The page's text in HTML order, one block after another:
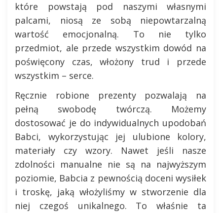
które powstają pod naszymi własnymi
palcami, niosą ze sobą niepowtarzalną
wartość emocjonalną. To nie tylko
przedmiot, ale przede wszystkim dowód na
poświęcony czas, włożony trud i przede
wszystkim – serce.
Ręcznie robione prezenty pozwalają na
pełną swobodę twórczą. Możemy
dostosować je do indywidualnych upodobań
Babci, wykorzystując jej ulubione kolory,
materiały czy wzory. Nawet jeśli nasze
zdolności manualne nie są na najwyższym
poziomie, Babcia z pewnością doceni wysiłek
i troskę, jaką włożyliśmy w stworzenie dla
niej czegoś unikalnego. To właśnie ta